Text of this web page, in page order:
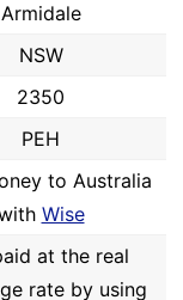
Armidale
NSW
2350
PEH
to Australia
Wise
at the real
rate by using